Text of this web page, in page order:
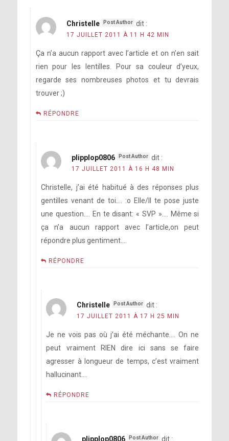
Christelle dit :
17 JUILLET 2011 À 11 H 42 MIN
Ça n’a aucun rapport avec l’article et on n’en sait
rien pour les lentilles. Pour sa couleur d’yeux,
regarde ses nombreuses photos et tu devrais
trouver ;)
RÉPONDRE
plipplop0806 dit :
17 JUILLET 2011 À 16 H 48 MIN
Christelle, j’ai été habitué à des réponses plus
gentilles venant de toi…. :o Elle/Il te pose juste
une question…. En te disant: « SVP »…. Même si
ça n’a aucun rapport avec l’article,on peut
répondre plus gentiment….
RÉPONDRE
Christelle dit :
17 JUILLET 2011 À 17 H 25 MIN
Je ne vois pas où j’ai été méchante…. On ne
peut vraiment RIEN dire ici sans se faire
agresser à longueur de temps, c’est vraiment
hallucinant….
RÉPONDRE
plipplop0806 dit :